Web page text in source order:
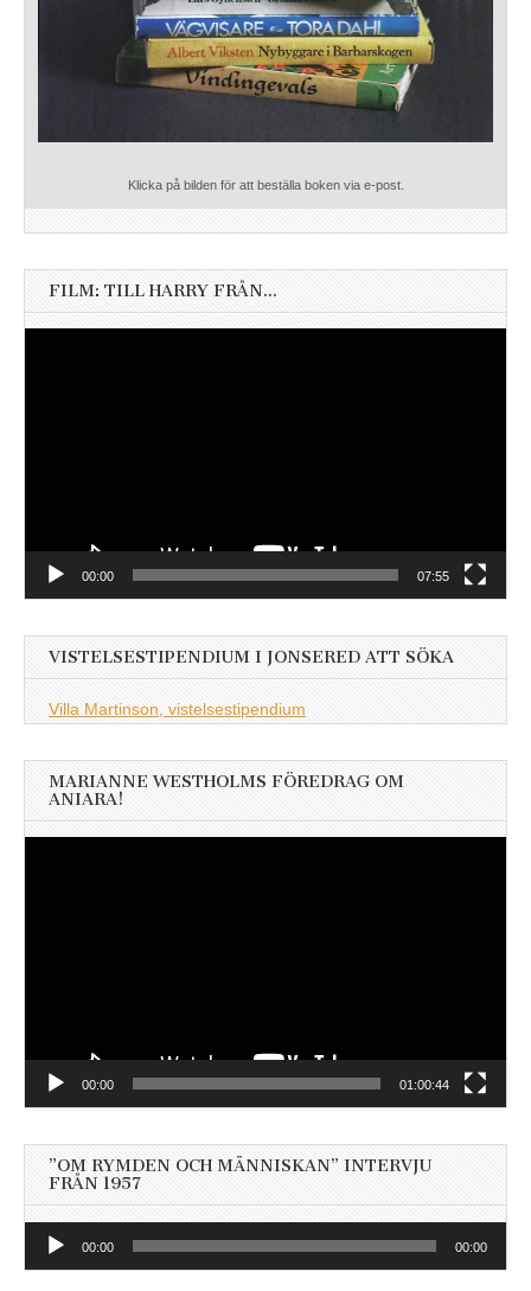
Klicka på bilden för att beställa boken via e-post.
FILM: TILL HARRY FRÅN…
00:00 07:55
VISTELSESTIPENDIUM I JONSERED ATT SÖKA
Villa Martinson, vistelsestipendium
MARIANNE WESTHOLMS FÖREDRAG OM
ANIARA!
00:00 01:00:44
”OM RYMDEN OCH MÄNNISKAN” INTERVJU
FRÅN 1957
Ljudspelare
00:00 00:00